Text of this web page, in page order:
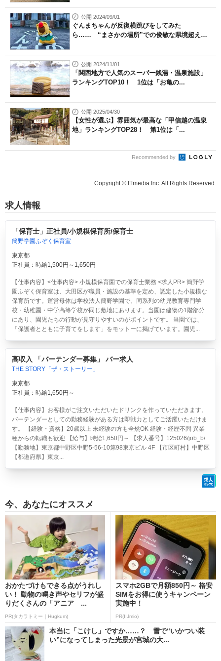
公開 2024/09/01
ぐんまちゃんが反復横跳びをしてみた
ら…… “まさかの場所”での俊敏な県境超えに
公開 2024/11/01
「関西地方で人気のスーパー銭湯・温泉施設」
ランキングTOP10！ 1位は「お亀の...
公開 2025/04/30
【女性が選ぶ】雰囲気が最高な「甲信越の温泉
地」ランキングTOP28！ 第1位は「...
Recommended by
Copyright © ITmedia Inc. All Rights Reserved.
求人情報
「保育士」正社員/小規模保育所/保育士
簡野学園ふぞく保育室
東京都
正社員：時給1,500円～1,650円
【仕事内容】<仕事内容> 小規模保育園での保育士業務 <求人PR> 簡野学
園ふぞく保育室は、大田区が職員・施設の基準を定め、認定した小規模な
保育所です。運営母体は学校法人簡野学園で、同系列の幼児教育専門学
校・幼稚園・中学高等学校が同じ敷地にあります。当園は建物の1階部分
にあり、園児たちの行動が見守りやすいのがポイントです。 当園では、
「保護者とともに子育てをします」をモットーに掲げています。園児...
高収入 「バーテンダー募集」 バー求人
THE STORY「ザ・ストーリー」
東京都
正社員：時給1,650円～
【仕事内容】お客様がご注文いただいたドリンクを作っていただきます。
バーテンダーとしての勤務経験がある方は即戦力としてご活躍いただけま
す。 【経験・資格】20歳以上 未経験の方も全然OK 経験・経歴不問 異業
種からの転職も歓迎 【給与】時給1,650円～ 【求人番号】125026/job_b/
【勤務地】東京都中野区中野5-56-10第98東京ビル 4F 【市区町村】中野区
【都道府県】東京...
今、あなたにオススメ
おかたづけもできる点がうれし
い！ 動物の鳴き声やセリフが盛
りだくさんの「アニア ...
PR(タカラトミー｜Hugkum)
スマホ2GBで月額850円～ 格安
SIMをお得に使うキャンペーン
実施中！
PR(IIJmio)
本当に「こけし」ですか……？ 雪で“いかつい装
い”になってしまった光景が宮城の大...